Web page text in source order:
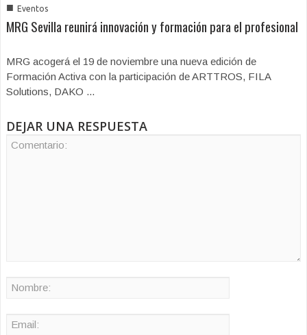
■ Eventos
MRG Sevilla reunirá innovación y formación para el profesional
MRG acogerá el 19 de noviembre una nueva edición de
Formación Activa con la participación de ARTTROS, FILA
Solutions, DAKO ...
DEJAR UNA RESPUESTA